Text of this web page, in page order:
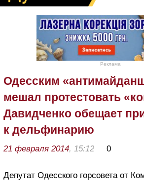
Реклама
Одесским
мешал протестовать
Давидченко обещает
к дельфинарию
21 февраля 2014, 15:12 0
Депутат Одесского горсовета от